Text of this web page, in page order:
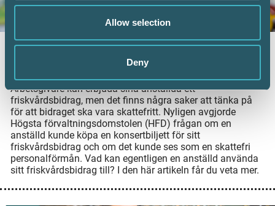
Allow selection
Deny
Arbetsgivare kan erbjuda sina anställda ett
friskvårdsbidrag, men det finns några saker att tänka på
för att bidraget ska vara skattefritt. Nyligen avgjorde
Högsta förvaltningsdomstolen (HFD) frågan om en
anställd kunde köpa en konsertbiljett för sitt
friskvårdsbidrag och om det kunde ses som en skattefri
personalförmån. Vad kan egentligen en anställd använda
sitt friskvårdsbidrag till? I den här artikeln får du veta mer.